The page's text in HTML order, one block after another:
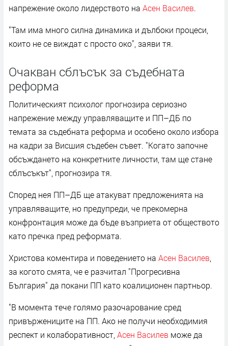
напрежение около лидерството на Асен Василев.
"Там има много силна динамика и дълбоки процеси,
които не се виждат с просто око", заяви тя.
Очакван сблъсък за съдебната
реформа
Политическият психолог прогнозира сериозно
напрежение между управляващите и ПП–ДБ по
темата за съдебната реформа и особено около избора
на кадри за Висшия съдебен съвет. "Когато започне
обсъждането на конкретните личности, там ще стане
сблъсъкът", прогнозира тя.
Според нея ПП–ДБ ще атакуват предложенията на
управляващите, но предупреди, че прекомерна
конфронтация може да бъде възприета от обществото
като пречка пред реформата.
Христова коментира и поведението на Асен Василев
за когото смята, че е разчитал "Прогресивна
България" да покани ПП като коалиционен партньор.
"В момента тече голямо разочарование сред
привържениците на ПП. Ако не получи необходимия
респект и колаборативност, Асен Василев може да